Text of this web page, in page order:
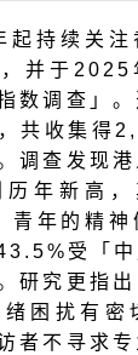
起持续关注
并于2025
数调查」
共收集得
调查发现
历年新高
青年的精神
受「中
研究更指出
困扰有密
者不寻求